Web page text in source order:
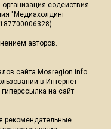
содействия
"Медиахолдинг
авторов.
сайта Mosregion.info
в Интернет-
на сайт
рекомендательные